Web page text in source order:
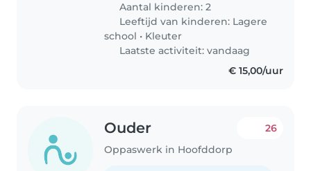
Aantal kinderen: 2
Leeftijd van kinderen: Lagere
school • Kleuter
Laatste activiteit: vandaag
€ 15,00/uur
Ouder
Oppaswerk in Hoofddorp
26